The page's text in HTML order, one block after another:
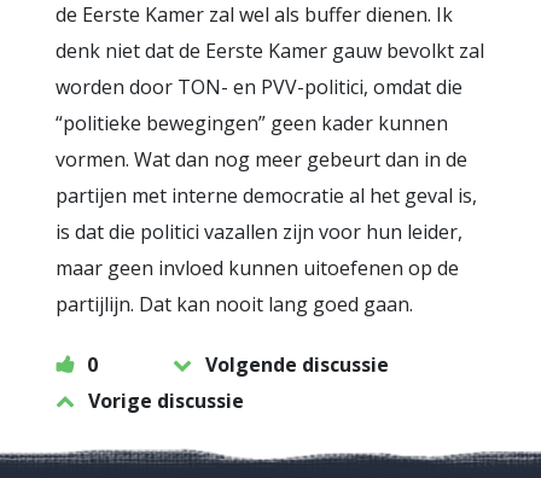
de Eerste Kamer zal wel als buffer dienen. Ik
denk niet dat de Eerste Kamer gauw bevolkt zal
worden door TON- en PVV-politici, omdat die
“politieke bewegingen” geen kader kunnen
vormen. Wat dan nog meer gebeurt dan in de
partijen met interne democratie al het geval is,
is dat die politici vazallen zijn voor hun leider,
maar geen invloed kunnen uitoefenen op de
partijlijn. Dat kan nooit lang goed gaan.
0
Volgende discussie
Vorige discussie